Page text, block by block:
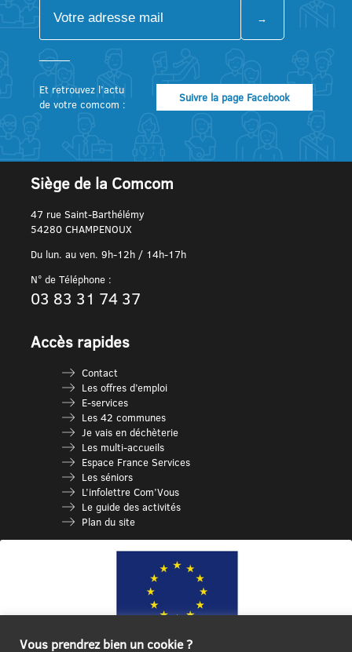
Et retrouvez l’actu
de votre comcom :
Suivre la page Facebook
Siège de la Comcom
47 rue Saint-Barthélémy
54280 CHAMPENOUX
Du lun. au ven. 9h-12h / 14h-17h
N° de Téléphone :
03 83 31 74 37
Accès rapides
Contact
Les offres d’emploi
E-services
Les 42 communes
Je vais en déchèterie
Les multi-accueils
Espace France Services
Les séniors
L’infolettre Com’Vous
Le guide des activités
Plan du site
Vous prendrez bien un cookie ?